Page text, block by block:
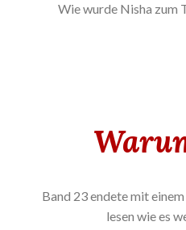
Wie wurde Nisha zum
Band 23 endete mit
lesen wie es